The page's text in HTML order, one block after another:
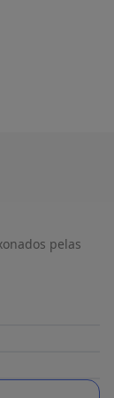
(Floral
pelas